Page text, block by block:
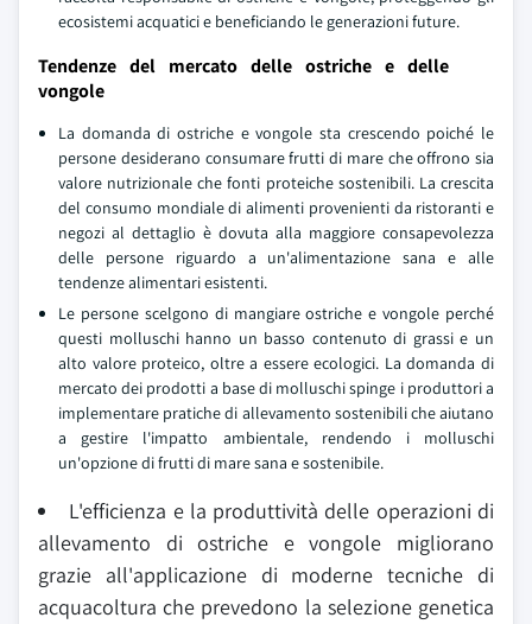
ecosistemi acquatici e beneficiando le generazioni future.
Tendenze del mercato delle ostriche e delle
vongole
La domanda di ostriche e vongole sta crescendo poiché le
persone desiderano consumare frutti di mare che offrono sia
valore nutrizionale che fonti proteiche sostenibili. La crescita
del consumo mondiale di alimenti provenienti da ristoranti e
negozi al dettaglio è dovuta alla maggiore consapevolezza
delle persone riguardo a un'alimentazione sana e alle
tendenze alimentari esistenti.
Le persone scelgono di mangiare ostriche e vongole perché
questi molluschi hanno un basso contenuto di grassi e un
alto valore proteico, oltre a essere ecologici. La domanda di
mercato dei prodotti a base di molluschi spinge i produttori a
implementare pratiche di allevamento sostenibili che aiutano
a gestire l'impatto ambientale, rendendo i molluschi
un'opzione di frutti di mare sana e sostenibile.
L'efficienza e la produttività delle operazioni di
allevamento di ostriche e vongole migliorano
grazie all'applicazione di moderne tecniche di
acquacoltura che prevedono la selezione genetica